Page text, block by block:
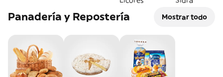
Panadería y Repostería Mostrar todo